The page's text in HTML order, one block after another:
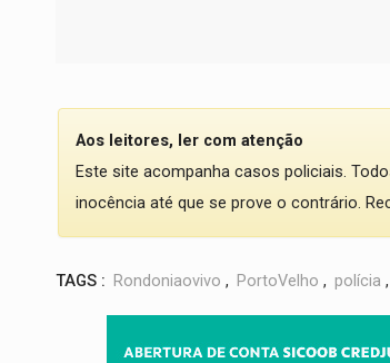
Aos leitores, ler com atenção
Este site acompanha casos policiais.
inocência até que se prove o contrário.
TAGS : Rondoniaovivo , PortoVelho , polícia ,